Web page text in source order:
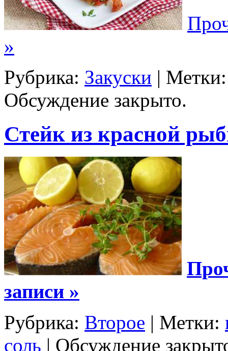
»
Рубрика: Закуски |
Обсуждение закрыто.
Стейк из красной
записи »
Рубрика: Второе | Метки:
соль | Обсуждение